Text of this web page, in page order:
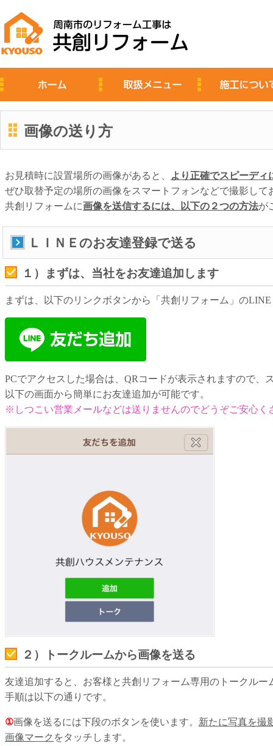
画像の送り方
お見積時に設置場所の画像があると、
より正確でスピーディ
ぜひ取替予定の場所の画像をスマートフォンなどで撮影して
共創リフォームに画像を送信するには、以下の２つの方法が
ＬＩＮＥのお友達登録で送る
１）まずは、当社をお友達追加します
まずは、以下のリンクボタンから「共創リフォーム」の
PCでアクセスした場合は、QRコードが表示されますので
以下の画面から簡単にお友達追加が可能です。
※しつこい営業メールなどは送りませんのでどうぞご安心く
２）トークルームから画像を送る
友達追加すると、お客様と共創リフォーム専用のトークル
手順は以下の通りです。
①画像を送るには下段のボタンを使います。 新たに写真を撮
画像マーク をタッチします。